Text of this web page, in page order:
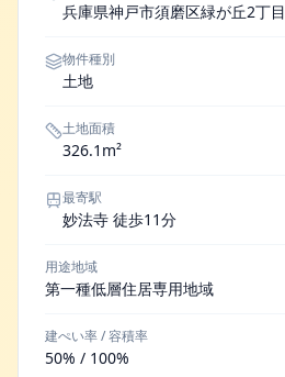
兵庫県神戸市須磨区緑が丘2丁目
物件種別
土地
土地面積
326.1m²
最寄駅
妙法寺 徒歩11分
用途地域
第一種低層住居専用地域
建ぺい率 / 容積率
50% / 100%